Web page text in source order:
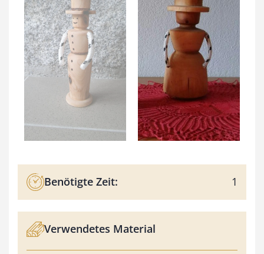
Benötigte Zeit: 1
Verwendetes Material